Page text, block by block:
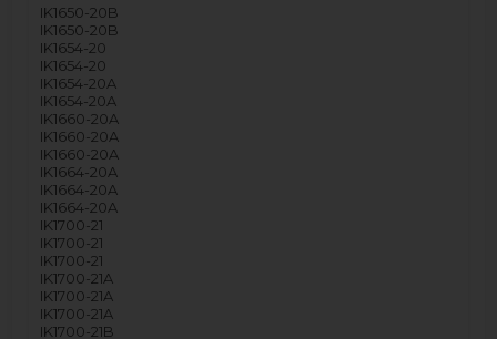
IK1650-20B
IK1650-20B
IK1654-20
IK1654-20
IK1654-20A
IK1654-20A
IK1660-20A
IK1660-20A
IK1660-20A
IK1664-20A
IK1664-20A
IK1664-20A
IK1700-21
IK1700-21
IK1700-21
IK1700-21A
IK1700-21A
IK1700-21A
IK1700-21B